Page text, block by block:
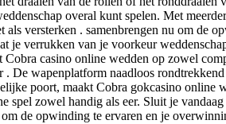
overal kunt spelen. Met
versterken . samenbrengen nu om de
verrukken van je voorkeur
casino online wedden op zowel
wapenplatform naadloos
poort, maakt Cobra gokcasino
zowel handig als eer. Sluit je
de opwinding te ervaren en je